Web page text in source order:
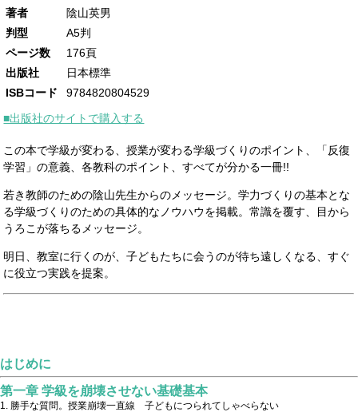
著者
陰山英男
判型
A5判
ページ数
176頁
出版社
日本標準
ISBコード
9784820804529
■出版社のサイトで購入する
この本で学級が変わる、授業が変わる学級づくりのポイント、「反復
学習」の意義、各教科のポイント、すべてが分かる一冊!!
若き教師のための陰山先生からのメッセージ。学力づくりの基本とな
る学級づくりのための具体的なノウハウを掲載。常識を覆す、目から
うろこが落ちるメッセージ。
明日、教室に行くのが、子どもたちに会うのが待ち遠しくなる、すぐ
に役立つ実践を提案。
はじめに
第一章 学級を崩壊させない基礎基本
勝手な質問。授業崩壊一直線 子どもにつられてしゃべらない